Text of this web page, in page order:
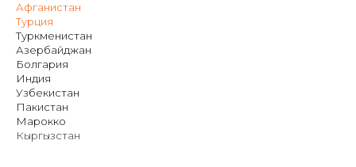
Афганистан
Турция
Туркменистан
Азербайджан
Болгария
Индия
Узбекистан
Пакистан
Марокко
Кыргызстан